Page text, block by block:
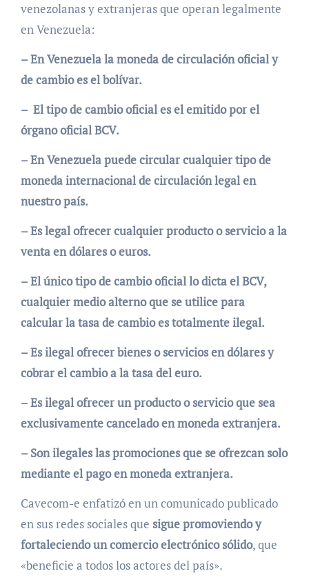
venezolanas y extranjeras que operan legalmente
en Venezuela:
– En Venezuela la moneda de circulación oficial y
de cambio es el bolívar.
– El tipo de cambio oficial es el emitido por el
órgano oficial BCV.
– En Venezuela puede circular cualquier tipo de
moneda internacional de circulación legal en
nuestro país.
– Es legal ofrecer cualquier producto o servicio a la
venta en dólares o euros.
– El único tipo de cambio oficial lo dicta el BCV,
cualquier medio alterno que se utilice para
calcular la tasa de cambio es totalmente ilegal.
– Es ilegal ofrecer bienes o servicios en dólares y
cobrar el cambio a la tasa del euro.
– Es ilegal ofrecer un producto o servicio que sea
exclusivamente cancelado en moneda extranjera.
– Son ilegales las promociones que se ofrezcan solo
mediante el pago en moneda extranjera.
Cavecom-e enfatizó en un comunicado publicado
en sus redes sociales que sigue promoviendo y
fortaleciendo un comercio electrónico sólido, que
«beneficie a todos los actores del país».